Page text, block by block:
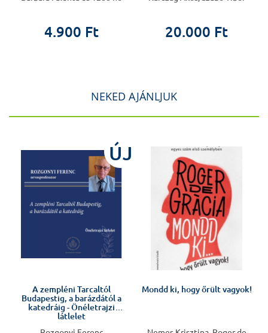
4.900 Ft 20.000 Ft
NEKED AJÁNLJUK
ÚJ
A zempléni Tarcaltól
Budapestig, a barázdától a
katedráig - Önéletrajzi
látlelet
Mondd ki, hogy őrült vagyok!